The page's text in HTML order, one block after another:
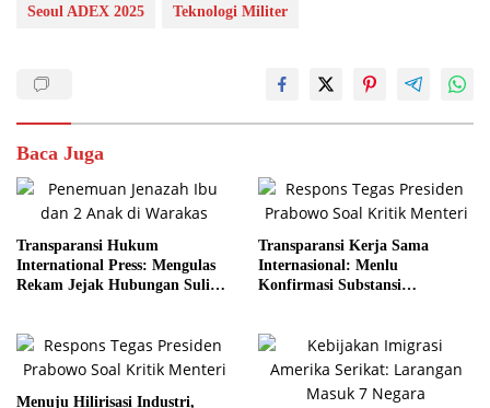
Seoul ADEX 2025 Teknologi Militer
Baca Juga
Transparansi Hukum
International Press: Mengulas
Rekam Jejak Hubungan Suli
Transparansi Kerja Sama
Internasional: Menlu
Konfirmasi Substansi
Menuju Hilirisasi Industri,